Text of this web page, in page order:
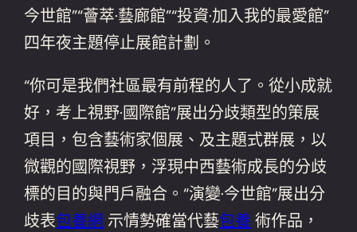
今世館”“薈萃·藝廊館”“投資·加入我的最愛館”
四年夜主題停止展館計劃。
“你可是我們社區最有前程的人了。從小成就
好，考上視野·國際館”展出分歧類型的策展
項目，包含藝術家個展、及主題式群展，以
微觀的國際視野，浮現中西藝術成長的分歧
標的目的與門戶融合。“演變·今世館”展出分
歧表包養網 示情勢確當代藝包養 術作品，